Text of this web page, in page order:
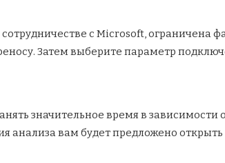
с Microsoft,
Затем выберите параметр
значительное время в зависимости
анализа вам будет предложено